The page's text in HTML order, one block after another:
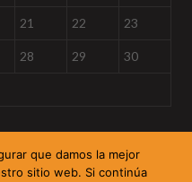
21 22 23
28 29 30
que damos la mejor
sitio web. Si continúa